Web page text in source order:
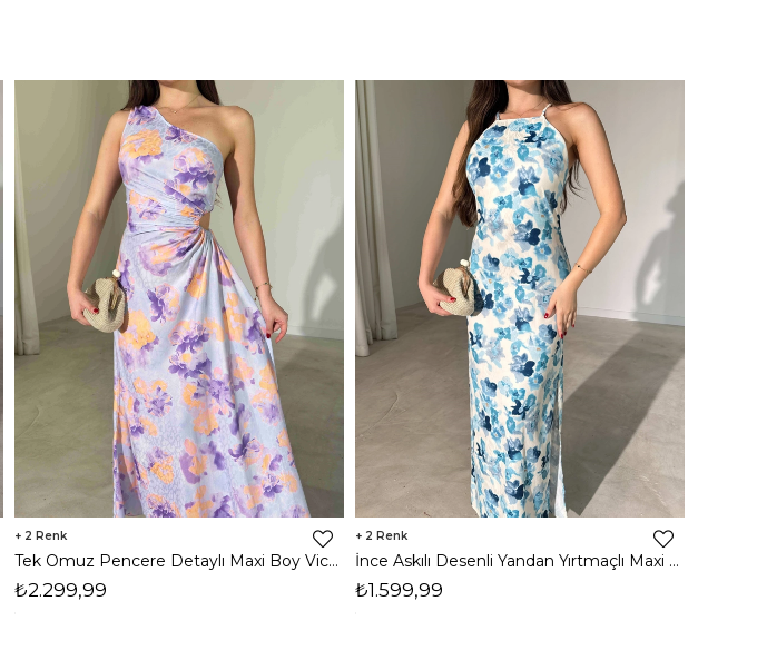
2
Tek Omuz Pencere Detaylı Maxi Boy Victo Kadın Elbise 26Y428
₺2.299,99
2
İnce Askılı Desenli Yandan Yırtmaçlı Maxi Boy Madonna Kadın Elbise 26Y426
₺1.599,99